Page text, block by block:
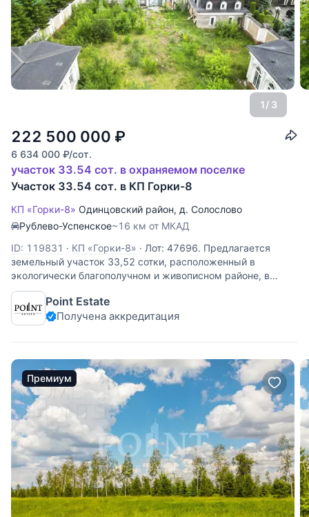
1/ 3
222 500 000 ₽
6 634 000 ₽/сот.
участок 33.54 сот. в охраняемом поселке
Участок 33.54 сот. в КП Горки-8
КП «Горки-8» Одинцовский район, д. Солослово
Рублево-Успенское~16 км от МКАД
ID: 119831 · КП «Горки-8» · Лот: 47696. Предлагается
земельный участок 33,52 сотки, расположенный в
экологически благополучном и живописном районе, в
одном из самых престижных поселков Рублево-
Успенского направления - "Горки-8". Участок имеет
правильную форму и спокойный
Point Estate
Получена аккредитация
Премиум